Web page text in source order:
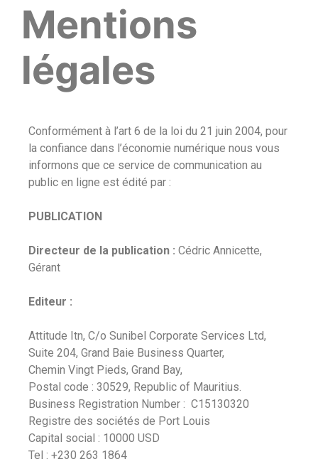
Mentions
légales
Conformément à l’art 6 de la loi du 21 juin 2004, pour
la confiance dans l’économie numérique nous vous
informons que ce service de communication au
public en ligne est édité par :
PUBLICATION
Directeur de la publication : Cédric Annicette,
Gérant
Editeur :
Attitude Itn, C/o Sunibel Corporate Services Ltd,
Suite 204, Grand Baie Business Quarter,
Chemin Vingt Pieds, Grand Bay,
Postal code : 30529, Republic of Mauritius.
Business Registration Number : C15130320
Registre des sociétés de Port Louis
Capital social : 10000 USD
Tel : +230 263 1864